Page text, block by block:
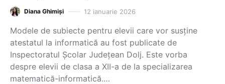
Diana Ghimiși 12 ianuarie 2026
Modele de subiecte pentru elevii care vor susține
atestatul la informatică au fost publicate de
Inspectoratul Școlar Județean Dolj. Este vorba
despre elevii de clasa a XII-a de la specializarea
matematică-informatică.…